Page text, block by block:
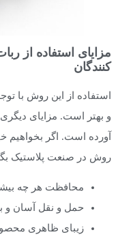
کنندگان
استفاده از این روش با
و بهتر است. مزایای دیگری
آورده است. اگر بخواهیم
روش در صنعت پلاستیک
محافظت هر چه
حمل و نقل آسان و
زیبای ظاهری